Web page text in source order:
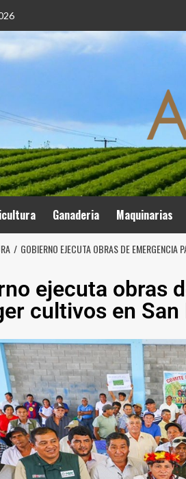
Ganaderia Maquinarias
GOBIERNO EJECUTA OBRAS DE EMERGENCIA
ejecuta obras
cultivos en